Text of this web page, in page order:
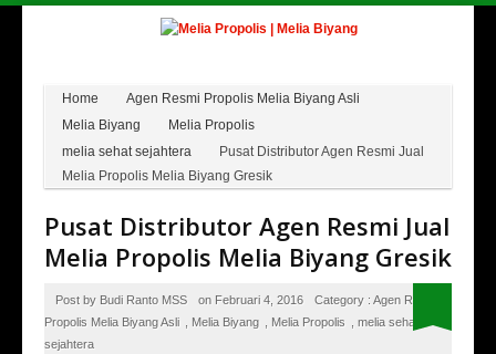
Home
Agen Resmi Propolis Melia Biyang Asli
Melia Biyang
Melia Propolis
melia sehat sejahtera
Pusat Distributor Agen Resmi Jual
Melia Propolis Melia Biyang Gresik
Pusat Distributor Agen Resmi Jual
Melia Propolis Melia Biyang Gresik
Post by Budi Ranto MSS on Februari 4, 2016 Category : Agen Resmi
Propolis Melia Biyang Asli
Melia Biyang Melia Propolis
melia sehat
sejahtera